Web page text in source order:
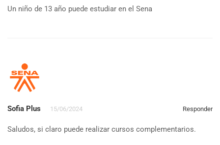
Un niño de 13 año puede estudiar en el Sena
Sofia Plus 15/06/2024 Responder
Saludos, si claro puede realizar cursos complementarios.